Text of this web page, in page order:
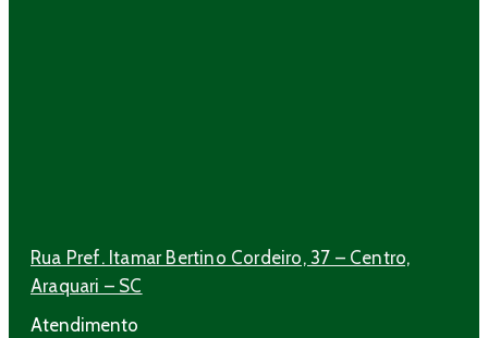
Rua Pref. Itamar Bertino Cordeiro, 37 – Centro,
Araquari – SC
Atendimento